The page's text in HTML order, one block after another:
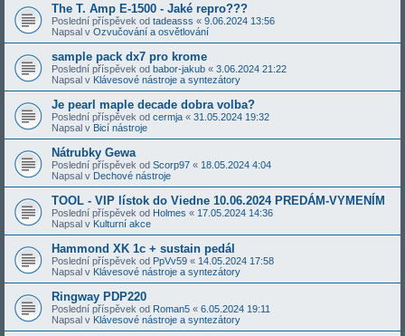
The T. Amp E-1500 - Jaké repro???
Poslední příspěvek od tadeasss « 9.06.2024 13:56
Napsal v Ozvučování a osvětlování
sample pack dx7 pro krome
Poslední příspěvek od babor-jakub « 3.06.2024 21:22
Napsal v Klávesové nástroje a syntezátory
Je pearl maple decade dobra volba?
Poslední příspěvek od cermja « 31.05.2024 19:32
Napsal v Bicí nástroje
Nátrubky Gewa
Poslední příspěvek od Scorp97 « 18.05.2024 4:04
Napsal v Dechové nástroje
TOOL - VIP lístok do Viedne 10.06.2024 PREDÁM-VYMENÍM
Poslední příspěvek od Holmes « 17.05.2024 14:36
Napsal v Kulturní akce
Hammond XK 1c + sustain pedál
Poslední příspěvek od PpVv59 « 14.05.2024 17:58
Napsal v Klávesové nástroje a syntezátory
Ringway PDP220
Poslední příspěvek od Roman5 « 6.05.2024 19:11
Napsal v Klávesové nástroje a syntezátory